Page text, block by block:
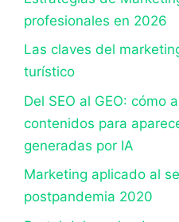
profesionales en 2026
Las claves del
turístico
Del SEO al GEO: cómo
contenidos para
generadas por IA
Marketing aplicado al
postpandemia 2020